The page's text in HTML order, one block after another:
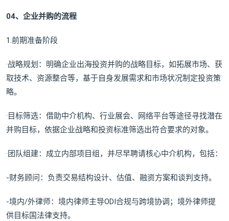
04、企业并购的流程
1.前期准备阶段
·战略规划：明确企业出海投资并购的战略目标，如拓展市场、获
取技术、资源整合等，基于自身发展需求和市场状况制定投资策
略。
·目标筛选：借助中介机构、行业展会、网络平台等途径寻找潜在
并购目标，依据企业战略和投资标准筛选出符合要求的对象。
·团队组建：成立内部项目组，并尽早聘请核心中介机构，包括：
-财务顾问：负责交易结构设计、估值、融资方案和谈判支持。
-境内/外律师：境内律师主导ODI合规与跨境协调；境外律师提
供目标国法律支持。